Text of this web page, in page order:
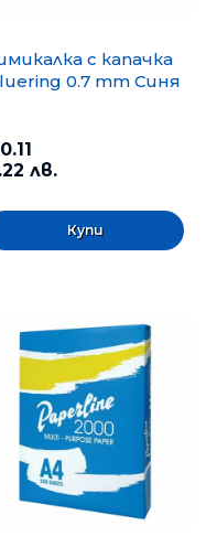
с капачка
0.7 mm Синя
лв.